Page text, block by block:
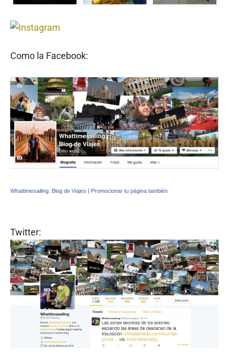
Como la Facebook:
Whattimesailing. Blog de Viajes Promocionar tu página también
Twitter: